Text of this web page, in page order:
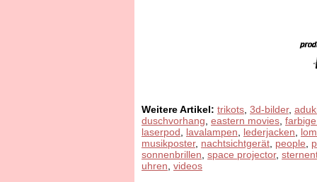
Weitere Artikel: trikots 3d-bilder,
duschvorhang eastern movies
laserpod
lavalampen lederjacken
musikposter, nachtsichtgerät people
sonnenbrillen space projector,
uhren videos